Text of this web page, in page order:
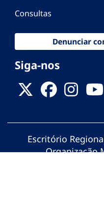
Consultas
Denunciar
Siga-nos
Escritório
Organização